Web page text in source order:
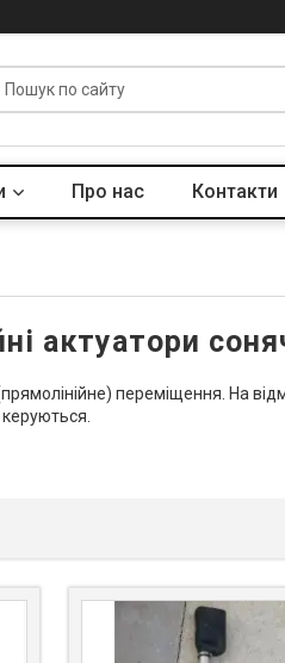
Про нас Контакти
актуатори
переміщення. На